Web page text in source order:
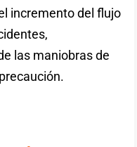
incremento del flujo
las maniobras de